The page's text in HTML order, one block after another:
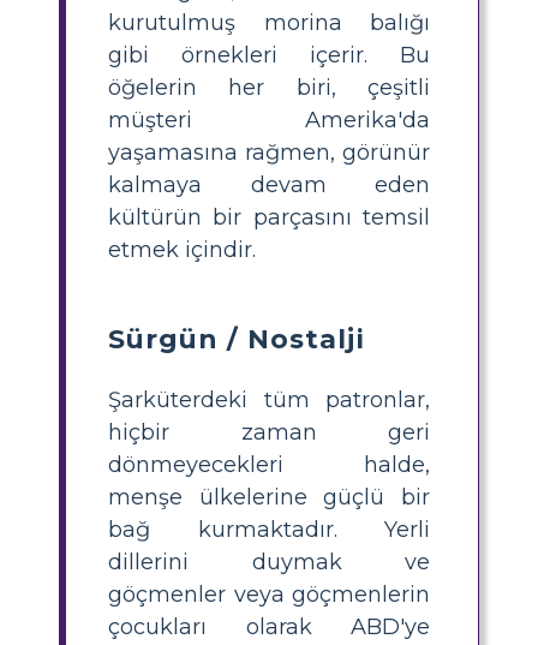
kurutulmuş morina balığı
gibi örnekleri içerir. Bu
öğelerin her biri, çeşitli
müşteri Amerika'da
yaşamasına rağmen, görünür
kalmaya devam eden
kültürün bir parçasını temsil
etmek içindir.
Sürgün / Nostalji
Şarküterdeki tüm patronlar,
hiçbir zaman geri
dönmeyecekleri halde,
menşe ülkelerine güçlü bir
bağ kurmaktadır. Yerli
dillerini duymak ve
göçmenler veya göçmenlerin
çocukları olarak ABD'ye